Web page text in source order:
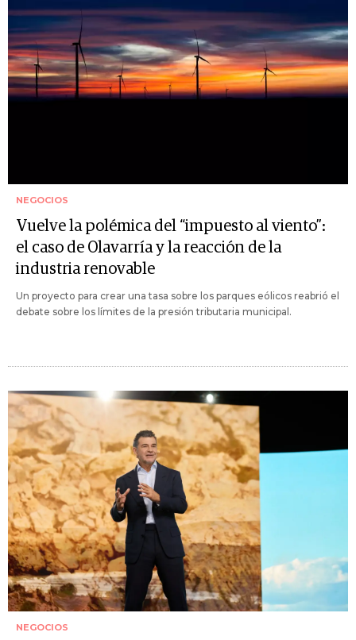
NEGOCIOS
Vuelve la polémica del “impuesto al viento”:
el caso de Olavarría y la reacción de la
industria renovable
Un proyecto para crear una tasa sobre los parques eólicos reabrió el
debate sobre los límites de la presión tributaria municipal.
NEGOCIOS